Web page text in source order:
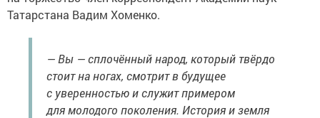
Татарстана Вадим Хоменко.
— Вы — сплочённый народ, который твёрдо
стоит на ногах, смотрит в будущее
с уверенностью и служит примером
для молодого поколения. История и земля